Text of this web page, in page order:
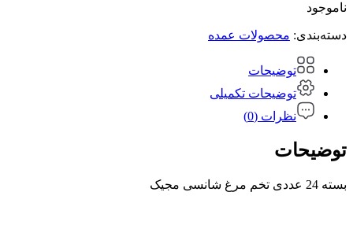
ناموجود
دسته‌بندی: محصولات عمده
توضیحات
توضیحات تکمیلی
نظرات (0)
توضیحات
بسته 24 عددی تخم مرغ شانسی مجیک